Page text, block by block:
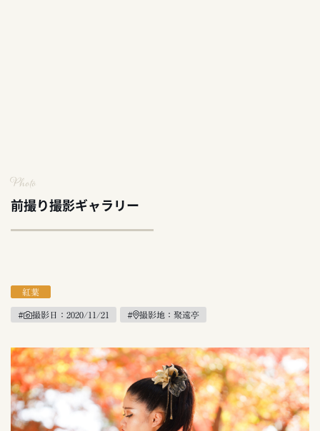
Photo
前撮り撮影ギャラリー
紅葉
# 撮影日：2020/11/21 # 撮影地：聚遠亭